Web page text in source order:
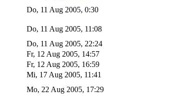
Do, 11 Aug 2005, 0:30
Do, 11 Aug 2005, 11:08
Do, 11 Aug 2005, 22:24
Fr, 12 Aug 2005, 14:57
Fr, 12 Aug 2005, 16:59
Mi, 17 Aug 2005, 11:41
Mo, 22 Aug 2005, 17:29